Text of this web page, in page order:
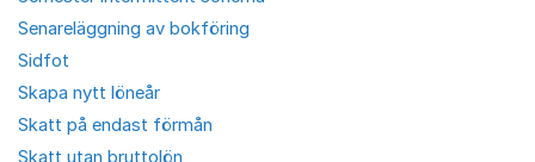
Senareläggning av bokföring
Sidfot
Skapa nytt löneår
Skatt på endast förmån
Skatt utan bruttolön